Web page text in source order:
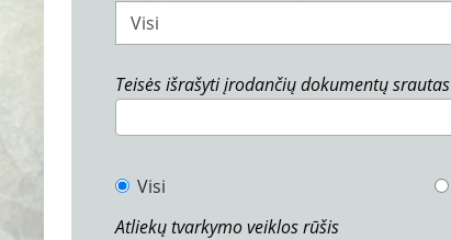
Visi
Teisės išrašyti įrodančių dokumentų srautas
Visi
Atliekų tvarkymo veiklos rūšis